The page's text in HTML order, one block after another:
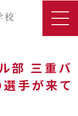
部 三重バ
選手が来て